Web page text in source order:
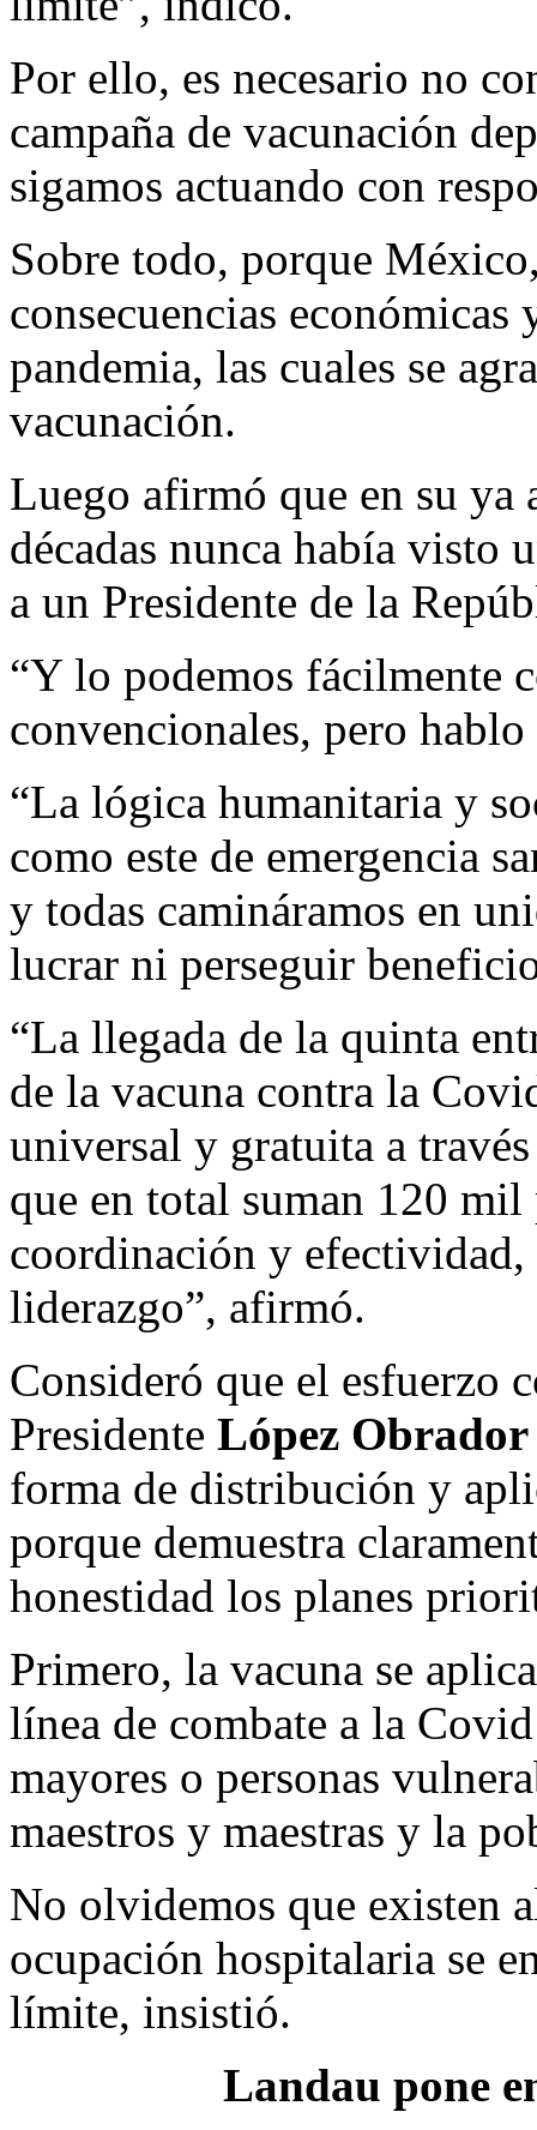
Por ello, es necesario no
campaña de vacunación
sigamos actuando con
Sobre todo, porque
consecuencias económicas
pandemia, las cuales se
vacunación.
Luego afirmó que en su
décadas nunca había visto
a un Presidente de la
“Y lo podemos fácilmente
convencionales, pero
“La lógica humanitaria y
como este de emergencia
y todas camináramos en
lucrar ni perseguir
“La llegada de la quinta
de la vacuna contra la
universal y gratuita a
que en total suman 120 mil
coordinación y efectividad,
liderazgo”, afirmó.
Consideró que el esfuerzo
Presidente López Obrador
forma de distribución y
porque demuestra
honestidad los planes
Primero, la vacuna se
línea de combate a la
mayores o personas
maestros y maestras y la
No olvidemos que existen
ocupación hospitalaria se
límite, insistió.
Landau pone